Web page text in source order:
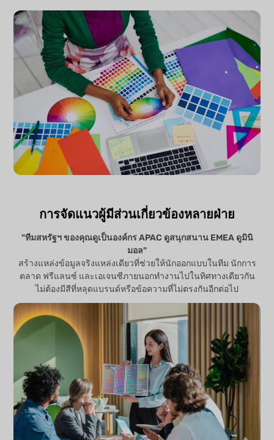
การจัดแนวผู้มีส่วนเกี่ยวข้องหลายฝ่าย
"ทีมสหรัฐฯ ของคุณดูเป็นองค์กร APAC ดูสนุกสนาน EMEA ดูมินิ
มอล"
สร้างแหล่งข้อมูลจริงแหล่งเดียวที่ช่วยให้นักออกแบบในทีม นักการ
ตลาด ฟรีแลนซ์ และเอเจนซีภายนอกทำงานไปในทิศทางเดียวกัน
ไม่ต้องมีสีที่หลุดแบรนด์หรือข้อความที่ไม่ตรงกันอีกต่อไป